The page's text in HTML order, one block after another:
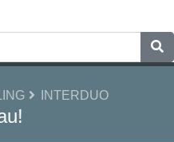
INTERDUO